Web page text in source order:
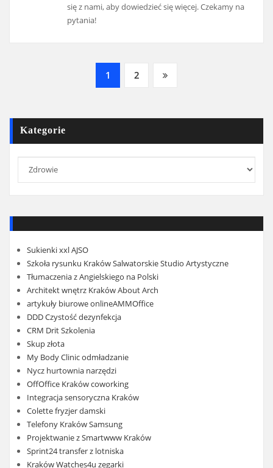
się z nami, aby dowiedzieć się więcej. Czekamy na
pytania!
Nawigacja
wpisach
1 2
Kategorie
Sukienki xxl AJSO
Szkoła rysunku Kraków Salwatorskie Studio Artystyczne
Tłumaczenia z Angielskiego na Polski
Architekt wnętrz Kraków About Arch
artykuły biurowe onlineAMMOffice
DDD Czystość dezynfekcja
CRM Drit Szkolenia
Skup złota
My Body Clinic odmładzanie
Nycz hurtownia narzędzi
OffOffice Kraków coworking
Integracja sensoryczna Kraków
Colette fryzjer damski
Telefony Kraków Samsung
Projektwanie z Smartwww Kraków
Sprint24 transfer z lotniska
Kraków Watches4u zegarki